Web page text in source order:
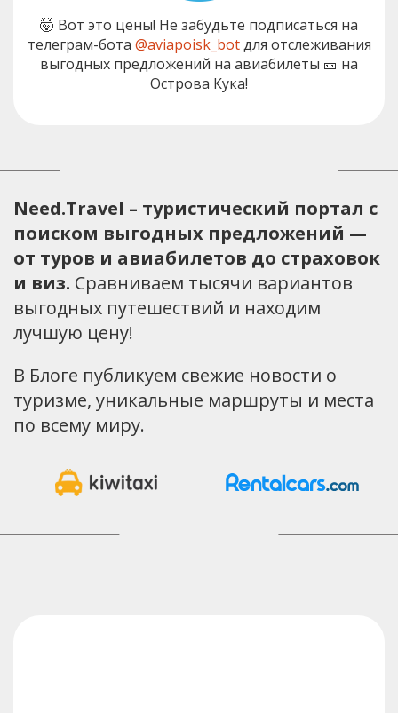
🤯 Вот это цены! Не забудьте подписаться на
телеграм-бота @aviapoisk_botдля отслеживания
выгодных предложений на авиабилеты 🎫 на
Острова Кука!
Need.Travel – туристический портал с
поиском выгодных предложений —
от туров и авиабилетов до страховок
и виз. Сравниваем тысячи вариантов
выгодных путешествий и находим
лучшую цену!
В Блоге публикуем свежие новости о
туризме, уникальные маршруты и места
по всему миру.